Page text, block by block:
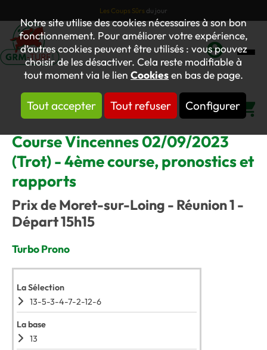
Notre site utilise des cookies nécessaires à son bon
fonctionnement. Pour améliorer votre expérience,
d’autres cookies peuvent être utilisés : vous pouvez
choisir de les désactiver. Cela reste modifiable à
tout moment via le lien Cookiesen bas de page.
Tout accepter Tout refuser Configurer
Les Coups Sûrs du jour
Mon
compte
Course Vincennes 02/09/2023
(Trot) - 4ème course, pronostics et
rapports
Prix de Moret-sur-Loing - Réunion 1 -
Départ 15h15
Turbo Prono
La Sélection
13-5-3-4-7-2-12-6
La base
13